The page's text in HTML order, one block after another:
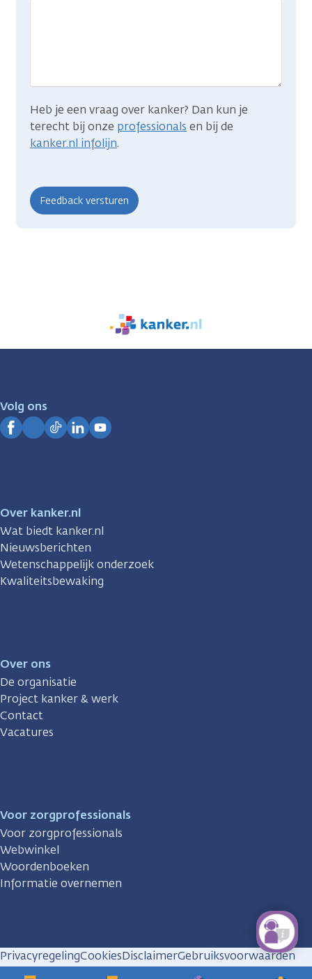
Heb je een vraag over kanker? Dan kun je
terecht bij onze professionals en bij de
kanker.nl infolijn.
We
zijn
Volg ons
Over kanker.nl
Wat biedt kanker.nl
Nieuwsberichten
Wetenschappelijk onderzoek
Kwaliteitsbewaking
Over ons
De organisatie
Project kanker & werk
Contact
Vacatures
Voor zorgprofessionals
Voor zorgprofessionals
Webwinkel
Woordenboeken
Informatie overnemen
PrivacyregelingCookiesDisclaimerGebruiksvoorwaarden
Huisregels